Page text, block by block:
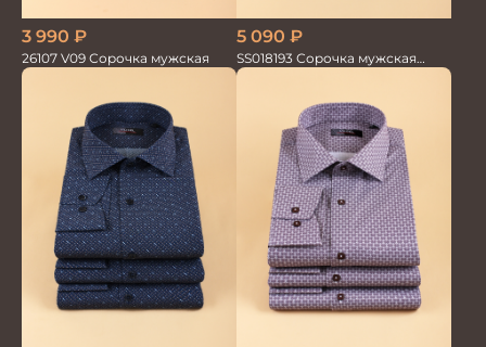
3 990 ₽
26107 V09 Сорочка мужская
5 090 ₽
SS018193 Сорочка мужская
GROSTYLE PRIME